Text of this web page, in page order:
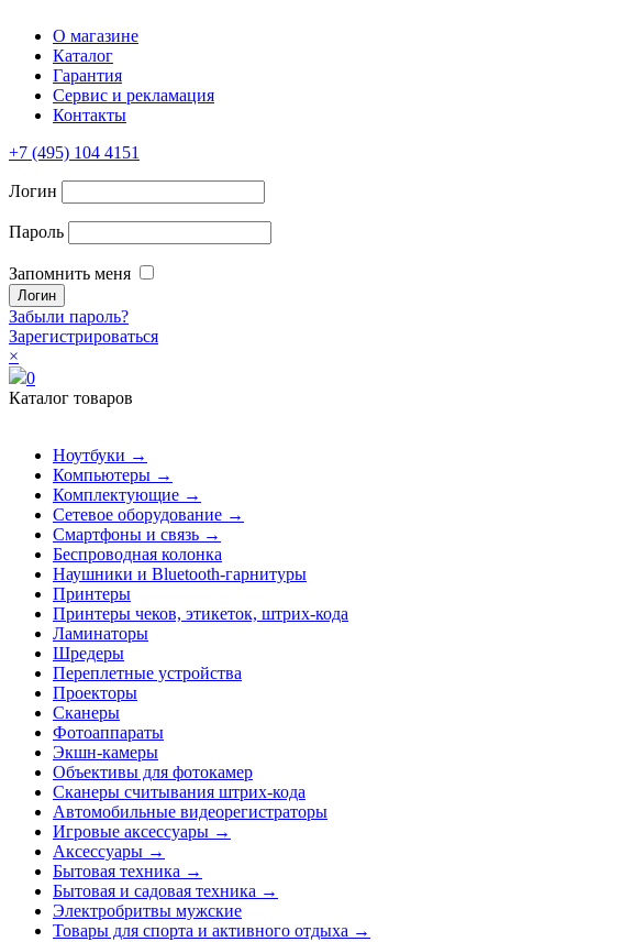
О магазине
Каталог
Гарантия
Сервис и рекламация
Контакты
+7 (495) 104 4151
Логин
Пароль
Запомнить меня
Забыли пароль?
Зарегистрироваться
×
0
Каталог товаров
Ноутбуки →
Компьютеры →
Комплектующие →
Сетевое оборудование →
Смартфоны и связь →
Беспроводная колонка
Наушники и Bluetooth-гарнитуры
Принтеры
Принтеры чеков, этикеток, штрих-кода
Ламинаторы
Шредеры
Переплетные устройства
Проекторы
Сканеры
Фотоаппараты
Экшн-камеры
Объективы для фотокамер
Сканеры считывания штрих-кода
Автомобильные видеорегистраторы
Игровые аксессуары →
Аксессуары →
Бытовая техника →
Бытовая и садовая техника →
Электробритвы мужские
Товары для спорта и активного отдыха →